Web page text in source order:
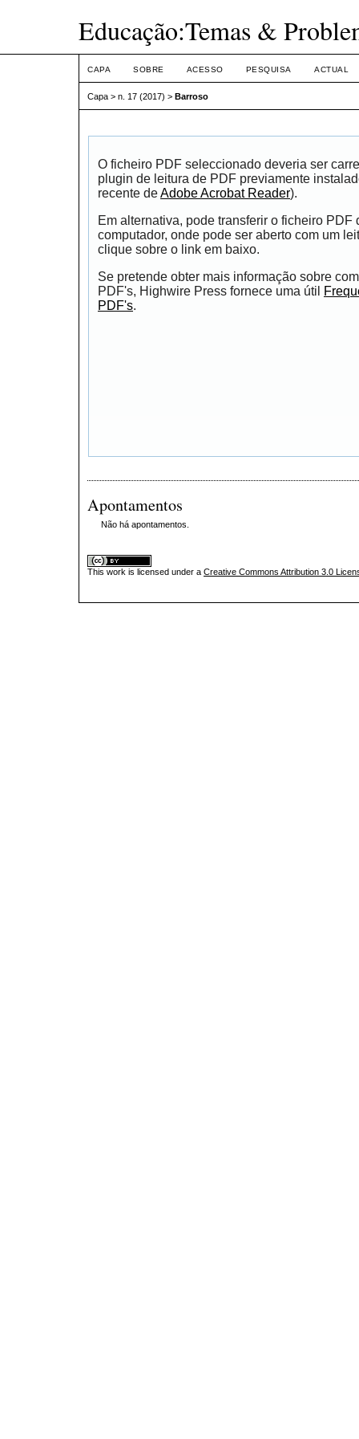
Educação:Temas &
CAPA SOBRE ACESSO PESQUISA ACTUAL
Capa > n. 17 (2017) > Barroso
O ficheiro PDF seleccionado deveria ser
plugin de leitura de PDF previamente
recente deAdobe Acrobat Reader).
Em alternativa, pode transferir o ficheiro PDF
computador, onde pode ser aberto com um
clique sobre o link em baixo.
Se pretende obter mais informação sobre
PDF's, Highwire Press fornece uma útil
PDF's.
Apontamentos
Não há apontamentos.
This work is licensed under a Creative Commons Attribution 3.0